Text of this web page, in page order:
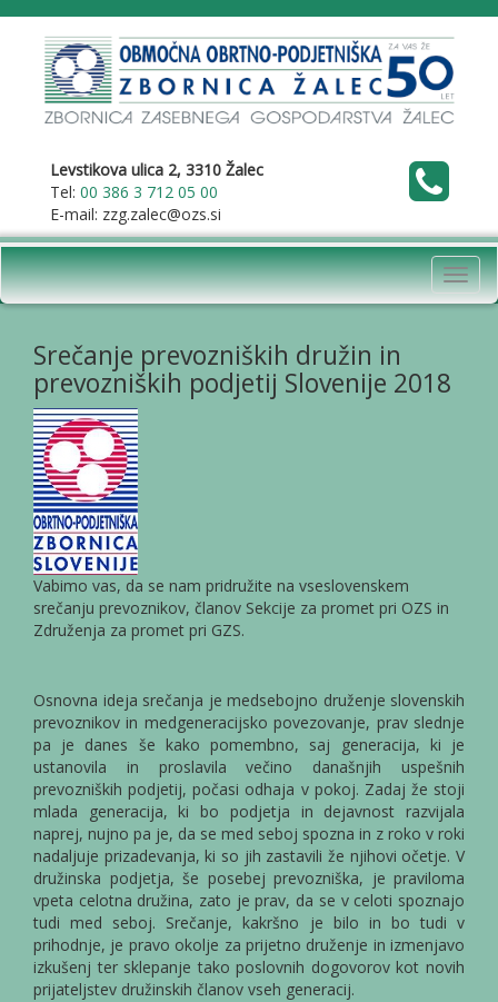
Levstikova ulica 2, 3310 Žalec
Tel: 00 386 3 712 05 00
E-mail: zzg.zalec@ozs.si
Srečanje prevozniških družin in
prevozniških podjetij Slovenije 2018
Vabimo vas, da se nam pridružite na vseslovenskem
srečanju prevoznikov, članov Sekcije za promet pri OZS in
Združenja za promet pri GZS.
Osnovna ideja srečanja je medsebojno druženje slovenskih
prevoznikov in medgeneracijsko povezovanje, prav slednje
pa je danes še kako pomembno, saj generacija, ki je
ustanovila in proslavila večino današnjih uspešnih
prevozniških podjetij, počasi odhaja v pokoj. Zadaj že stoji
mlada generacija, ki bo podjetja in dejavnost razvijala
naprej, nujno pa je, da se med seboj spozna in z roko v roki
nadaljuje prizadevanja, ki so jih zastavili že njihovi očetje. V
družinska podjetja, še posebej prevozniška, je praviloma
vpeta celotna družina, zato je prav, da se v celoti spoznajo
tudi med seboj. Srečanje, kakršno je bilo in bo tudi v
prihodnje, je pravo okolje za prijetno druženje in izmenjavo
izkušenj ter sklepanje tako poslovnih dogovorov kot novih
prijateljstev družinskih članov vseh generacij.